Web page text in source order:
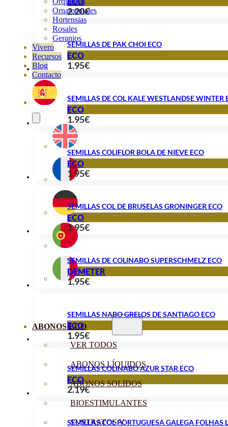
Ornamentales
Hortensias
Rosales
Geranios
Vivero
Recursos
Blog
Contacto
ABONOS ECO
VER TODOS
ABONOS LÍQUIDOS
ABONOS SOLIDOS
BIOESTIMULANTES
SUSTRATOS Y
2.20€
SEMILLAS DE PAK CHOI ECO
1.95€
ECO
SEMILLAS DE COL KALE WESTLANDSE WINTER
1.95€
ECO
SEMILLAS COLIFLOR BOLA DE NIEVE ECO
1.95€
ECO
SEMILLAS COL DE BRUSELAS GRONINGER ECO
1.95€
ECO
SEMILLAS DE COLINABO SUPERSCHMELZ ECO
1.95€
DEMETER
SEMILLAS NABO GRELOS DE SANTIAGO ECO
1.95€
ECO
SEMILLAS COLINABO AZUR STAR ECO
2.19€
ECO
SEMILLAS COL PORTUGUESA GALEGA FOLHAS